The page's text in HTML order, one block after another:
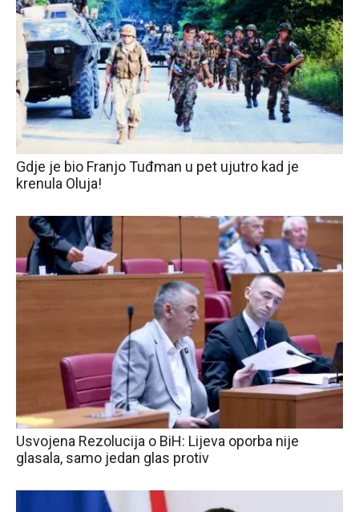
Gdje je bio Franjo Tuđman u pet ujutro kad je
krenula Oluja!
Usvojena Rezolucija o BiH: Lijeva oporba nije
glasala, samo jedan glas protiv